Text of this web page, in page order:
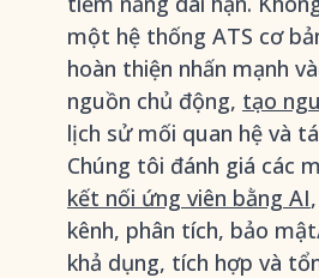
một hệ thống ATS cơ
hoàn thiện nhấn mạnh
nguồn chủ động, tạo
lịch sử mối quan hệ và
Chúng tôi đánh giá các
kết nối ứng viên bằng AI
kênh, phân tích, bảo
khả dụng, tích hợp và